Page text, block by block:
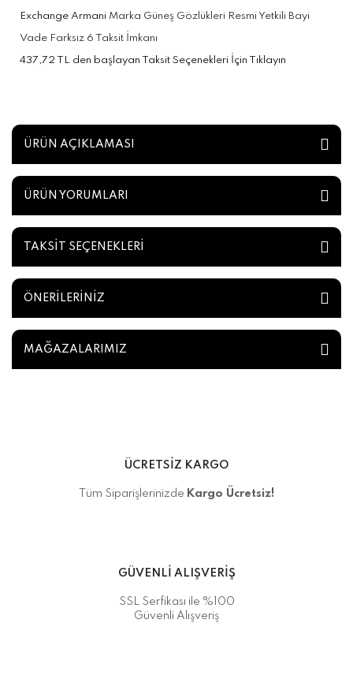
Exchange Armani Marka Güneş Gözlükleri Resmi Yetkili Bayi
Vade Farksız 6 Taksit İmkanı
437,72 TL den başlayan Taksit Seçenekleri İçin Tıklayın
ÜRÜN AÇIKLAMASI
ÜRÜN YORUMLARI
TAKSİT SEÇENEKLERİ
ÖNERİLERİNİZ
MAĞAZALARIMIZ
ÜCRETSİZ KARGO
Tüm Siparişlerinizde Kargo Ücretsiz!
GÜVENLİ ALIŞVERİŞ
SSL Serfikası ile %100
Güvenli Alışveriş